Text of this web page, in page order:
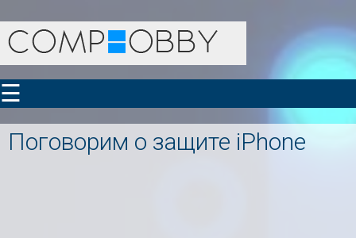
☰
Поговорим о защите iPhone